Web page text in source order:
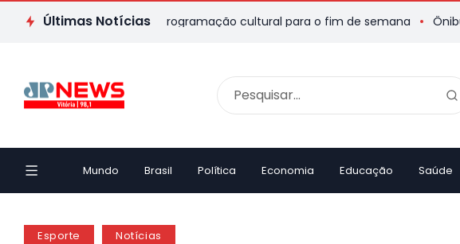
Últimas Notícias
veja passeios e programação cultural para o fim de semana Ônibus de
Mundo Brasil Política Economia Educação Saúde
Esporte Notícias